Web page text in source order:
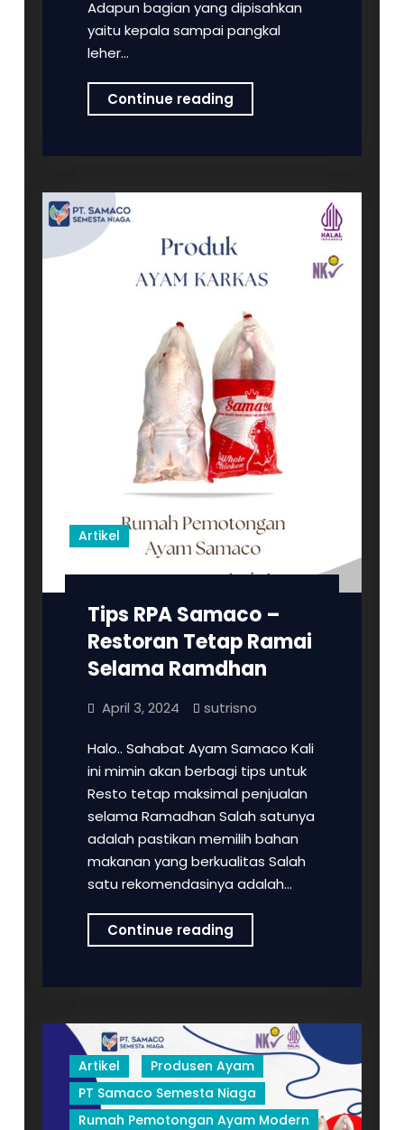
Adapun bagian yang dipisahkan
yaitu kepala sampai pangkal
leher…
Continue readingTentang
Ayam
Tips
Karkas
Berkualitas
Artikel
Tips RPA Samaco –
Restoran Tetap Ramai
Selama Ramdhan
April 3, 2024 sutrisno
Halo.. Sahabat Ayam Samaco Kali
ini mimin akan berbagi tips untuk
Resto tetap maksimal penjualan
selama Ramadhan Salah satunya
adalah pastikan memilih bahan
makanan yang berkualitas Salah
satu rekomendasinya adalah…
Continue readingTips
RPA
Restoran
Tetap
Ramai
Selama
Ramdhan
Artikel
Produsen Ayam
PT Samaco Semesta Niaga
Rumah Pemotongan Ayam Modern